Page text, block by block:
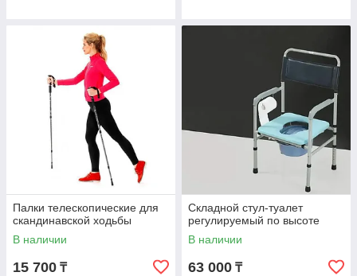
Палки телескопические для
скандинавской ходьбы
В наличии
15 700 ₸
Складной стул-туалет
регулируемый по высоте
В наличии
63 000 ₸